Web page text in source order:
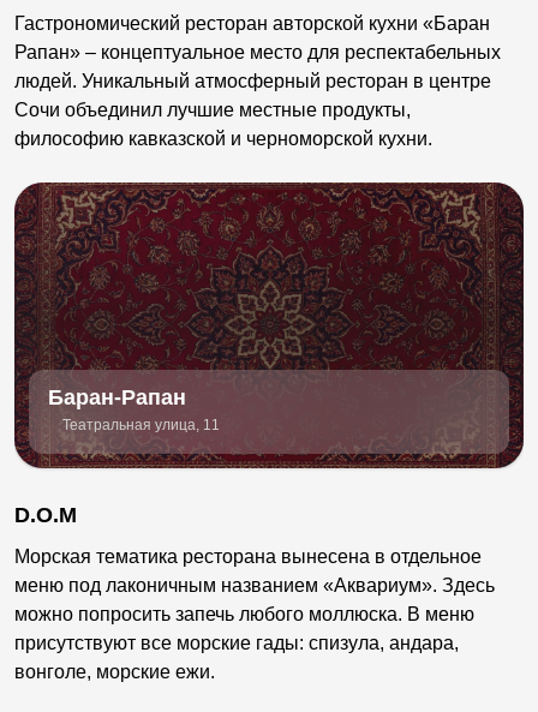
Гастрономический ресторан авторской кухни «Баран
Рапан» – концептуальное место для респектабельных
людей. Уникальный атмосферный ресторан в центре
Сочи объединил лучшие местные продукты,
философию кавказской и черноморской кухни.
Баран-Рапан
Театральная улица, 11
D.O.M
Морская тематика ресторана вынесена в отдельное
меню под лаконичным названием «Аквариум». Здесь
можно попросить запечь любого моллюска. В меню
присутствуют все морские гады: спизула, андара,
вонголе, морские ежи.